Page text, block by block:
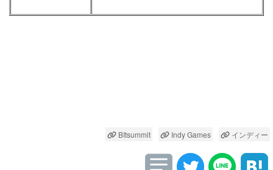
BItsummit Indy Games インディー